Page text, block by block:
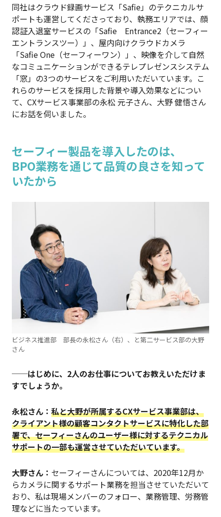
同社はクラウド録画サービス「Safie」のテクニカルサ
ポートも運営してくださっており、執務エリアでは、顔
認証入退室サービスの「Safie Entrance2（セーフィー
エントランスツー）」、屋内向けクラウドカメラ
「Safie One（セーフィーワン）」、映像を介して自然
なコミュニケーションができるテレプレゼンスシステム
「窓」の3つのサービスをご利用いただいています。こ
れらのサービスを採用した背景や導入効果などについ
て、CXサービス事業部の永松 元子さん、大野 健悟さん
にお話を伺いました。
セーフィー製品を導入したのは、
BPO業務を通じて品質の良さを知って
いたから
ビジネス推進部 部長の永松さん（右）、と第二サービス部の大野
さん
──はじめに、2人のお仕事についてお教えいただけま
すでしょうか。
永松さん： 私と大野が所属するCXサービス事業部は、
クライアント様の顧客コンタクトサービスに特化した部
署で、セーフィーさんのユーザー様に対するテクニカル
サポートの一部も運営させていただいています。
大野さん： セーフィーさんについては、2020年12月か
らカメラに関するサポート業務を担当させていただいて
おり、私は現場メンバーのフォロー、業務管理、労務管
理などに当たっています。